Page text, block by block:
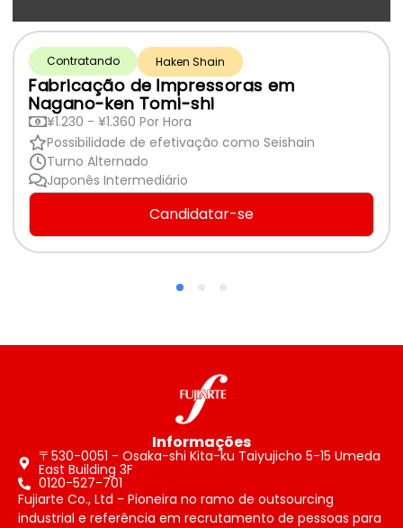
Contratando Haken Shain
Fabricação de Impressoras em
Nagano-ken Tomi-shi
¥1.230 - ¥1.360 Por Hora
Possibilidade de efetivação como Seishain
Turno Alternado
Japonês Intermediário
Candidatar-se
Informações
〒530-0051 - Osaka-shi Kita-ku Taiyujicho 5-15 Umeda
East Building 3F
0120-527-701
Fujiarte Co., Ltd - Pioneira no ramo de outsourcing
industrial e referência em recrutamento de pessoas para